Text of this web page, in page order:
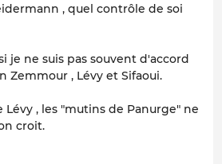
, quel contrôle de soi
je ne suis pas souvent d'accord
Zemmour , Lévy et Sifaoui.
, les "mutins de Panurge" ne
croit.